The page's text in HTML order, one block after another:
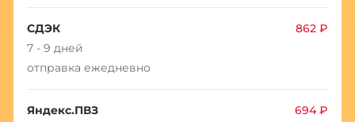
СДЭК
862 ₽
7 - 9 дней
отправка ежедневно
Яндекс.ПВЗ
694 ₽